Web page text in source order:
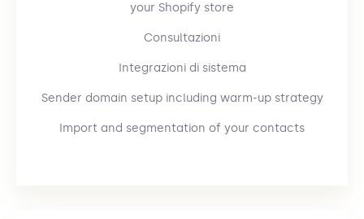
your Shopify store
Consultazioni
Integrazioni di sistema
Sender domain setup including warm-up strategy
Import and segmentation of your contacts